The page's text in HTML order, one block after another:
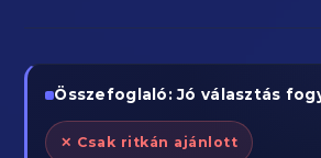
Összefoglaló: Jó választás
✕ Csak ritkán ajánlott